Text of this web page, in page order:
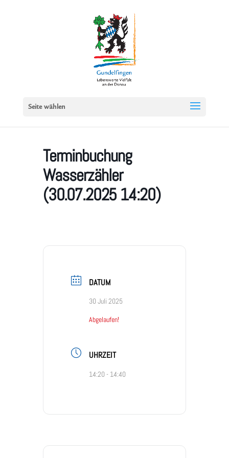
Seite wählen
Terminbuchung
Wasserzähler
(30.07.2025 14:20)
DATUM
30 Juli 2025
Abgelaufen!
UHRZEIT
14:20 - 14:40